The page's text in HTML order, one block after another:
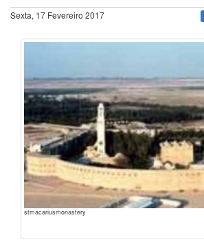
Sexta, 17 Fevereiro 2017
stmacariusmonastery